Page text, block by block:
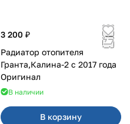
3 200 ₽
Радиатор отопителя
Гранта,Калина-2 с 2017 года
Оригинал
В наличии
В корзину